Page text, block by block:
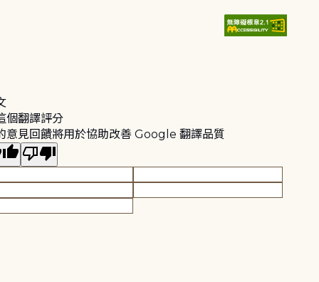
個翻譯評分
意見回饋將用於協助改善 Google 翻譯品質